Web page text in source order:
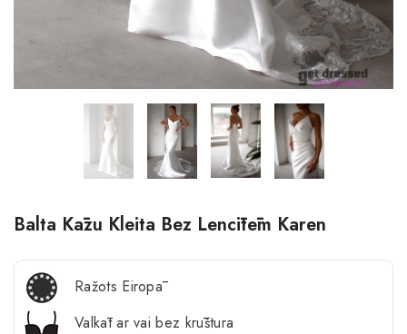
Balta Kāzu Kleita Bez Lencītēm Karen
Ražots Eiropā
Valkāt ar vai bez krūštura